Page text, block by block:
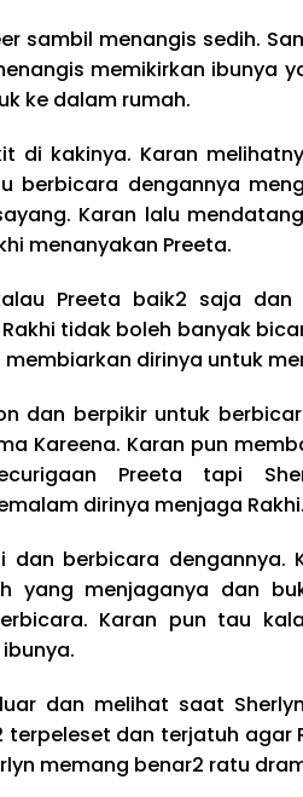
sambil menangis sedih.
memikirkan ibunya
ke dalam rumah.
di kakinya. Karan
berbicara dengannya
Karan lalu
menanyakan Preeta.
Preeta baik2 saja
tidak boleh banyak
dirinya untuk
dan berpikir untuk
Kareena. Karan pun
Preeta tapi
dirinya menjaga
dan berbicara dengannya.
yang menjaganya dan
Karan pun tau
dan melihat saat
terpeleset dan terjatuh agar
memang benar2 ratu